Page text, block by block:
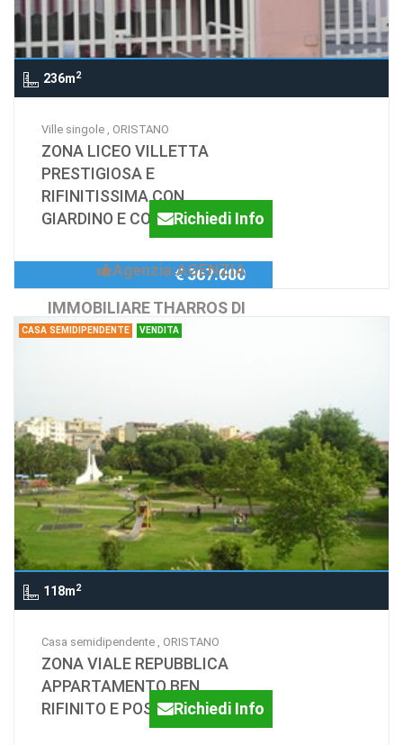
236m2
Ville singole , ORISTANO
ZONA LICEO VILLETTA
PRESTIGIOSA E
RIFINITISSIMA CON
GIARDINO E CORTILERichiedi Info
Agenzia:AGENZIA
IMMOBILIARE THARROS DI
€ 367.000
CASA SEMIDIPENDENTE VENDITA
118m2
Casa semidipendente , ORISTANO
ZONA VIALE REPUBBLICA
APPARTAMENTO BEN
RIFINITO E POSTO AUTORichiedi Info